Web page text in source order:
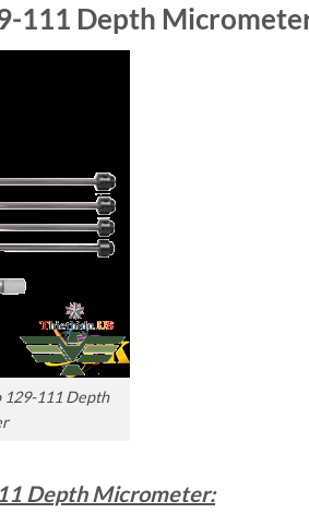
111 Depth
129-111 Depth
Depth Micrometer: